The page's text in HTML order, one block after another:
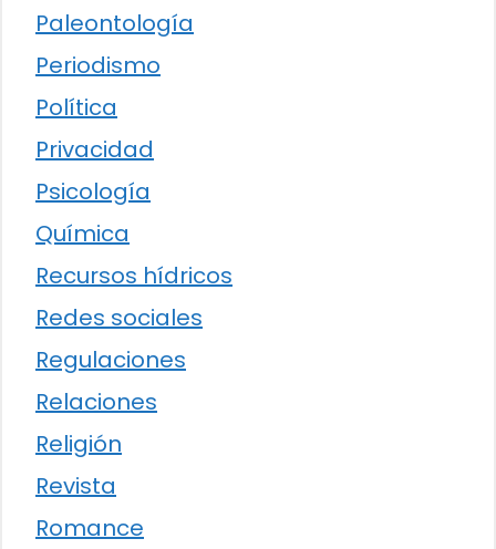
Paleontología
Periodismo
Política
Privacidad
Psicología
Química
Recursos hídricos
Redes sociales
Regulaciones
Relaciones
Religión
Revista
Romance